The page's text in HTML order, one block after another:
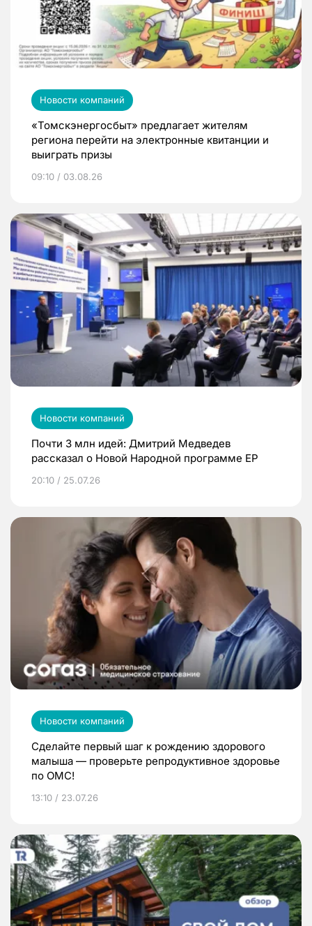
Новости компаний
«Томскэнергосбыт» предлагает жителям
региона перейти на электронные квитанции и
выиграть призы
09:10 / 03.08.26
Новости компаний
Почти 3 млн идей: Дмитрий Медведев
рассказал о Новой Народной программе ЕР
20:10 / 25.07.26
Новости компаний
Сделайте первый шаг к рождению здорового
малыша — проверьте репродуктивное здоровье
по ОМС!
13:10 / 23.07.26